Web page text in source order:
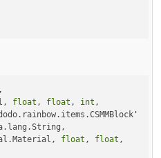
float , float , int ,
'
float , float ,